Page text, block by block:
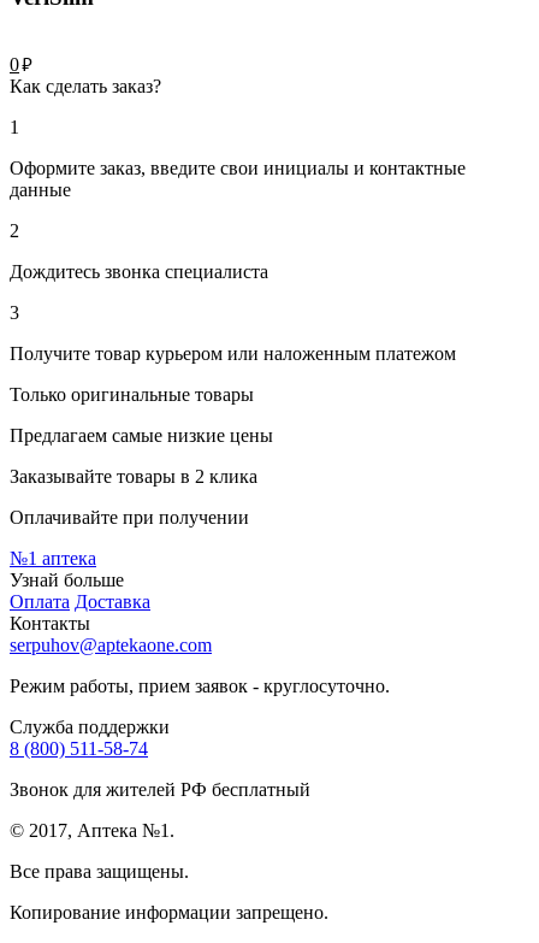
0руб.
Как сделать заказ?
1
Оформите заказ, введите свои инициалы и контактные
данные
2
Дождитесь звонка специалиста
3
Получите товар курьером или наложенным платежом
Только оригинальные товары
Предлагаем самые низкие цены
Заказывайте товары в 2 клика
Оплачивайте при получении
№1 аптека
Узнай больше
Оплата Доставка
Контакты
serpuhov@aptekaone.com
Режим работы, прием заявок - круглосуточно.
Служба поддержки
8 (800) 511-58-74
Звонок для жителей РФ бесплатный
© 2017, Аптека №1.
Все права защищены.
Копирование информации запрещено.